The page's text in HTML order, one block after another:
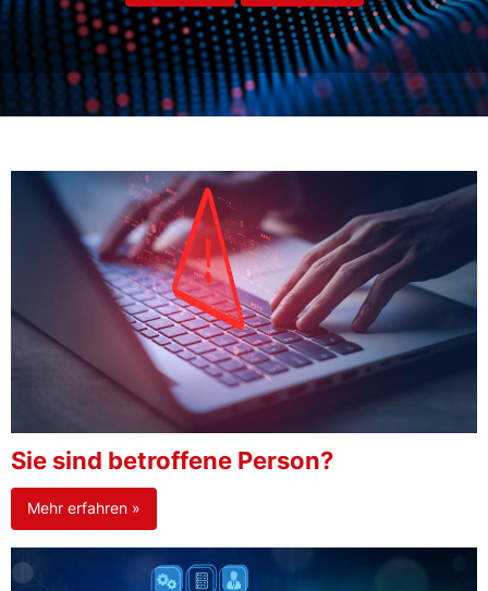
Sie sind betroffene Person?
Mehr erfahren »